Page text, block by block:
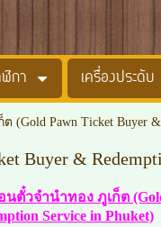
กา เครื่องประดั
Pawn Ticket Buyer &
&
ตั๋วจำนำทอง ภูเก็ต
Service in Phuket)